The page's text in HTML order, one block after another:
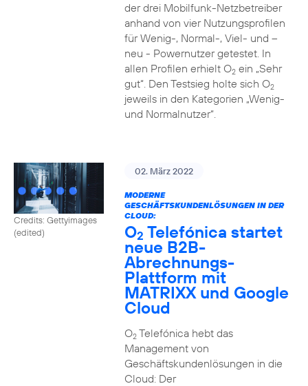
der drei Mobilfunk-Netzbetreiber
anhand von vier Nutzungsprofilen
für Wenig-, Normal-, Viel- und –
neu - Powernutzer getestet. In
allen Profilen erhielt O2ein „Sehr
gut“. Den Testsieg holte sich O2
jeweils in den Kategorien „Wenig-
und Normalnutzer“.
Credits: Gettyimages
(edited)
02. März 2022
MODERNE
GESCHÄFTSKUNDENLÖSUNGEN IN DER
CLOUD:
O2 Telefónica startet
neue B2B-
Abrechnungs-
Plattform mit
MATRIXX und Google
Cloud
O2Telefónica hebt das
Management von
Geschäftskundenlösungen in die
Cloud: Der